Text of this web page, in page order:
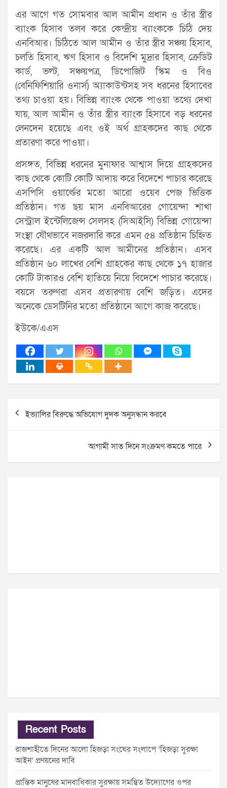
এর আগে গত সোমবার আল আমীন প্রধান ও তাঁর স্ত্রীর
ব্যাংক হিসাব তলব করে কেন্দ্রীয় ব্যাংককে চিঠি দেয়
এনবিআর। চিঠিতে আল আমীন ও তাঁর স্ত্রীর সঞ্চয় হিসাব,
চলতি হিসাব, ঋণ হিসাব ও বিদেশি মুদ্রার হিসাব, ক্রেডিট
কার্ড, ভল্ট, সঞ্চয়পত্র, ডিপোজিট স্কিম ও বিও
(বেনিফিশিয়ারি ওনার্স) অ্যাকাউন্টসহ সব ধরনের হিসাবের
তথ্য চাওয়া হয়। বিভিন্ন ব্যাংক থেকে পাওয়া তথ্যে দেখা
যায়, আল আমীন ও তাঁর স্ত্রীর ব্যাংক হিসাবে বড় ধরনের
লেনদেন হয়েছে এবং ওই অর্থ গ্রাহকদের কাছ থেকে
প্রতারণা করে পাওয়া।
প্রসঙ্গত, বিভিন্ন ধরনের মুনাফার আশ্বাস দিয়ে গ্রাহকদের
কাছ থেকে কোটি কোটি আদায় করে বিদেশে পাচার করেছে
এসপিসি ওয়ার্ল্ডের মতো আরো ওয়েব পেজ ভিত্তিক
প্রতিষ্ঠান। গত ছয় মাস এনবিআরের গোয়েন্দা শাখা
সেন্ট্রাল ইন্টেলিজেন্স সেলসহ (সিআইসি) বিভিন্ন গোয়েন্দা
সংস্থা যৌথভাবে নজরদারি করে এমন ৫৪ প্রতিষ্ঠান চিহ্নিত
করেছে। এর একটি আল আমীনের প্রতিষ্ঠান। এসব
প্রতিষ্ঠান ৬০ লাখের বেশি গ্রাহকের কাছ থেকে ১৭ হাজার
কোটি টাকারও বেশি হাতিয়ে নিয়ে বিদেশে পাচার করেছে।
বয়সে তরুণরা এসব প্রতারণায় বেশি জড়িত। এদের
অনেকে ডেসটিনির মতো প্রতিষ্ঠানে আগে কাজ করেছে।
ইউকে/এএস
Post
navigation
ইভ্যালির বিরুদ্ধে অভিযোগ দুদক অনুসন্ধান করবে
আগামী সাত দিনে সংক্রমণ কমতে পারে
Recent Posts
রাজশাহীতে দিনের আলো হিজড়া সংঘের সংলাপে ‘হিজড়া সুরক্ষা
আইন’ প্রণয়নের দাবি
প্রান্তিক মানুষের মানবাধিকার সুরক্ষায় সমন্বিত উদ্যোগের ওপর